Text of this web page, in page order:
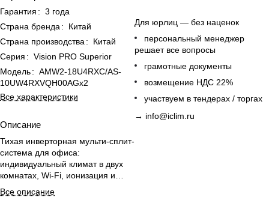
Гарантия : 3 года
Страна бренда :
Китай
Страна производства :
Китай
Серия : Vision PRO Superior
Модель: AMW2-18U4RXC/AS-
10UW4RXVQH00AGx2
Все характеристики
Описание
Тихая инверторная мульти-сплит-
система для офиса:
индивидуальный климат в двух
комнатах, Wi-Fi, ионизация и
зимний пуск до -20 °C
Все описание
Для юрлиц — без наценок
персональный менеджер
решает все вопросы
грамотные документы
возмещение НДС 22%
участвуем в тендерах / торгах
→ info@iclim.ru